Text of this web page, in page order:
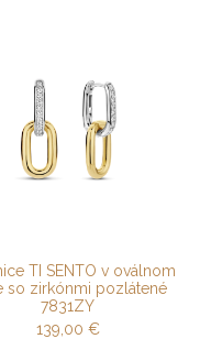
TI SENTO v oválnom
so zirkónmi pozlátené
7831ZY
139,00 €